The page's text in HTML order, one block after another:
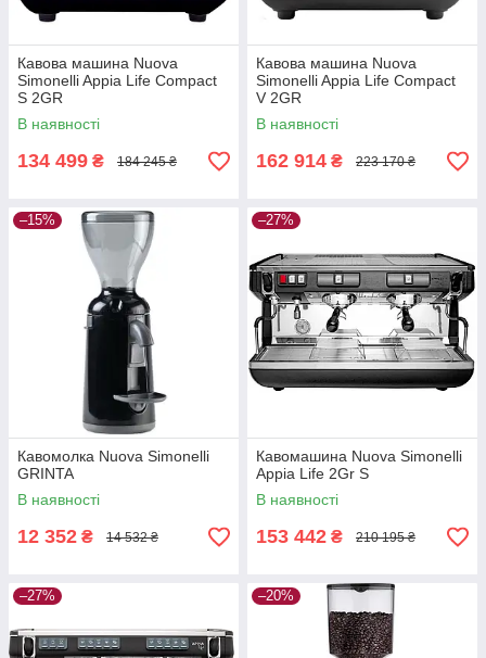
Кавова машина Nuova
Simonelli Appia Life Compact
S 2GR
В наявності
134 499 ₴ 184 245 ₴
Кавова машина Nuova
Simonelli Appia Life Compact
V 2GR
В наявності
162 914 ₴ 223 170 ₴
–15%
Кавомолка Nuova Simonelli
GRINTA
В наявності
12 352 ₴ 14 532 ₴
–27%
Кавомашина Nuova Simonelli
Appia Life 2Gr S
В наявності
153 442 ₴ 210 195 ₴
–27% –20%